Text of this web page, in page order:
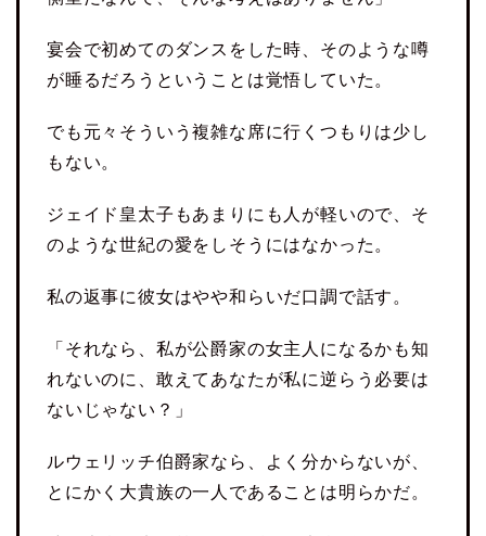
宴会で初めてのダンスをした時、そのような噂
が睡るだろうということは覚悟していた。
でも元々そういう複雑な席に行くつもりは少し
もない。
ジェイド皇太子もあまりにも人が軽いので、そ
のような世紀の愛をしそうにはなかった。
私の返事に彼女はやや和らいだ口調で話す。
「それなら、私が公爵家の女主人になるかも知
れないのに、敢えてあなたが私に逆らう必要は
ないじゃない？」
ルウェリッチ伯爵家なら、よく分からないが、
とにかく大貴族の一人であることは明らかだ。